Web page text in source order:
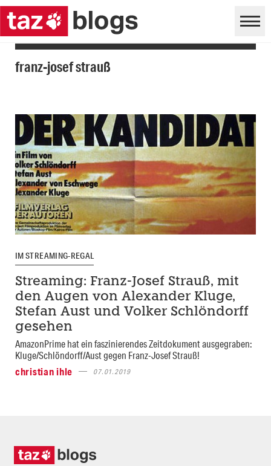
franz-josef strauß
IM STREAMING-REGAL
Streaming: Franz-Josef Strauß, mit
den Augen von Alexander Kluge,
Stefan Aust und Volker Schlöndorff
gesehen
AmazonPrime hat ein faszinierendes Zeitdokument ausgegraben:
Kluge/Schlöndorff/Aust gegen Franz-Josef Strauß!
christian ihle
07.01.2019